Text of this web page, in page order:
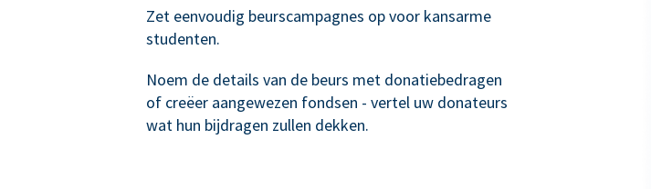
Zet eenvoudig beurscampagnes op voor kansarme
studenten.
Noem de details van de beurs met donatiebedragen
of creëer aangewezen fondsen - vertel uw donateurs
wat hun bijdragen zullen dekken.